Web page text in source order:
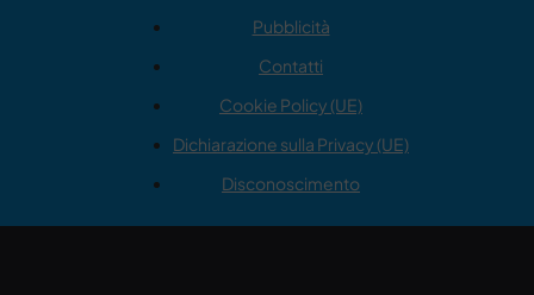
Pubblicità
Contatti
Cookie Policy (UE)
Dichiarazione sulla Privacy (UE)
Disconoscimento